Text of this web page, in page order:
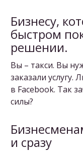
Бизнесу,
быстром
решении.
Вы – такси. Вы
заказали услугу.
в Facebook. Так
силы?
и сразу